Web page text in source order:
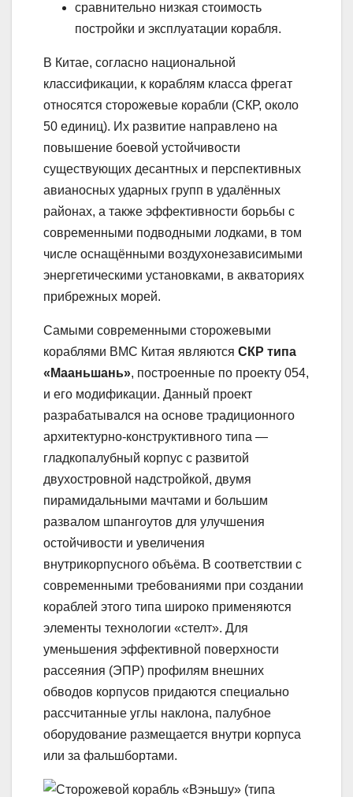
сравнительно низкая стоимость
постройки и эксплуатации корабля.
В Китае, согласно национальной
классификации, к кораблям класса фрегат
относятся сторожевые корабли (СКР, около
50 единиц). Их развитие направлено на
повышение боевой устойчивости
существующих десантных и перспективных
авианосных ударных групп в удалённых
районах, а также эффективности борьбы с
современными подводными лодками, в том
числе оснащёнными воздухонезависимыми
энергетическими установками, в акваториях
прибрежных морей.
Самыми современными сторожевыми
кораблями ВМС Китая являются СКР типа
«Мааньшань», построенные по проекту 054,
и его модификации. Данный проект
разрабатывался на основе традиционного
архитектурно-конструктивного типа —
гладкопалубный корпус с развитой
двухостровной надстройкой, двумя
пирамидальными мачтами и большим
развалом шпангоутов для улучшения
остойчивости и увеличения
внутрикорпусного объёма. В соответствии с
современными требованиями при создании
кораблей этого типа широко применяются
элементы технологии «стелт». Для
уменьшения эффективной поверхности
рассеяния (ЭПР) профилям внешних
обводов корпусов придаются специально
рассчитанные углы наклона, палубное
оборудование размещается внутри корпуса
или за фальшбортами.